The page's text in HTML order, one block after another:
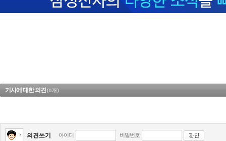
기사에 대한 의견(0개)
의견쓰기 아이디 비밀번호